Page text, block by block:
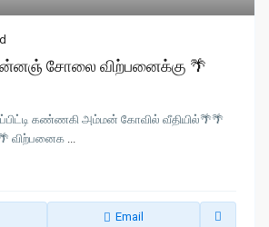
சோலை விற்பனைக்கு 🌴
கண்ணகி அம்மன் கோவில் வீதியில்🌴🌴
விற்பனைக ...
Email